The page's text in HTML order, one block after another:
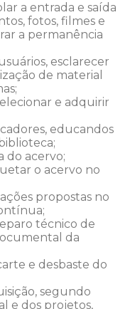
a entrada e saída
fotos, filmes e
a permanência
esclarecer
de material
e adquirir
educandos
do acervo;
o acervo no
propostas no
técnico de
da
e desbaste do
segundo
e dos projetos,